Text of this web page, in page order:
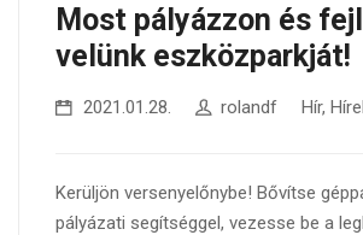
Most pályázzon és
velünk eszközparkját!
2021.01.28. rolandf Hír,
Kerüljön versenyelőnybe! Bővítse
pályázati segítséggel, vezesse be a